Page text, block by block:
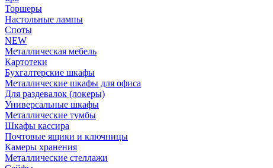
Торшеры
Настольные лампы
Споты
NEW
Металлическая мебель
Картотеки
Бухгалтерские шкафы
Металлические шкафы для офиса
Для раздевалок (локеры)
Универсальные шкафы
Металлические тумбы
Шкафы кассира
Почтовые ящики и ключницы
Камеры хранения
Металлические стеллажи